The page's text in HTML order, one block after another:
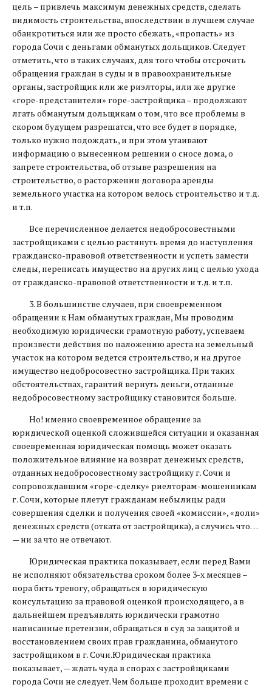
цель – привлечь максимум денежных средств, сделать
видимость строительства, впоследствии в лучшем случае
обанкротиться или же просто сбежать, «пропасть» из
города Сочи с деньгами обманутых дольщиков. Следует
отметить, что в таких случаях, для того чтобы отсрочить
обращения граждан в суды и в правоохранительные
органы, застройщик или же риэлторы, или же другие
«горе-представители» горе-застройщика – продолжают
лгать обманутым дольщикам о том, что все проблемы в
скором будущем разрешатся, что все будет в порядке,
только нужно подождать, и при этом утаивают
информацию о вынесенном решении о сносе дома, о
запрете строительства, об отзыве разрешения на
строительство, о расторжении договора аренды
земельного участка на котором велось строительство и т.д.
и т.п.
Все перечисленное делается недобросовестными
застройщиками с целью растянуть время до наступления
гражданско-правовой ответственности и успеть замести
следы, переписать имущество на других лиц с целью ухода
от гражданско-правовой ответственности и т.д. и т.п.
3. В большинстве случаев, при своевременном
обращении к Нам обманутых граждан, Мы проводим
необходимую юридически грамотную работу, успеваем
произвести действия по наложению ареста на земельный
участок на котором ведется строительство, и на другое
имущество недобросовестно застройщика. При таких
обстоятельствах, гарантий вернуть деньги, отданные
недобросовестному застройщику становится больше.
Но! именно своевременное обращение за
юридической оценкой сложившейся ситуации и оказанная
своевременная юридическая помощь может оказать
положительное влияние на возврат денежных средств,
отданных недобросовестному застройщику г. Сочи и
сопровождавшим «горе-сделку» риелторам-мошенникам
г. Сочи, которые плетут гражданам небылицы ради
совершения сделки и получения своей «комиссии», «доли»
денежных средств (отката от застройщика), а случись что…
— ни за что не отвечают.
Юридическая практика показывает, если перед Вами
не исполняют обязательства сроком более 3-х месяцев –
пора бить тревогу, обращаться в юридическую
консультацию за правовой оценкой происходящего, а в
дальнейшем предъявлять юридически грамотно
написанные претензии, обращаться в суд за защитой и
восстановлением своих прав гражданина, обманутого
застройщиком в г. Сочи.Юридическая практика
показывает, — ждать чуда в спорах с застройщиками
города Сочи не следует. Чем больше проходит времени с